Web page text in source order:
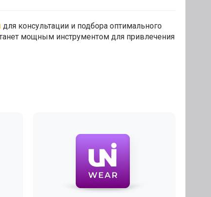
для консультации и подбора оптимального
мощным инструментом для привлечения